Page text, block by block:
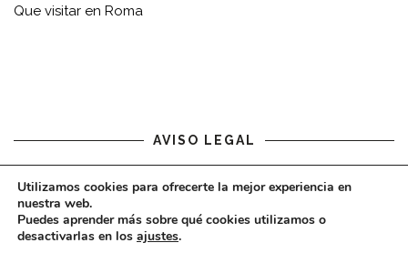
Que visitar en Roma
AVISO LEGAL
Aviso legal
Utilizamos cookies para ofrecerte la mejor experiencia en
nuestra web.
Puedes aprender más sobre qué cookies utilizamos o
desactivarlas en los ajustes.